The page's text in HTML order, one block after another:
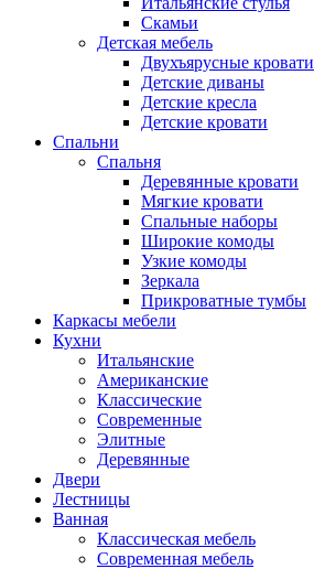
Скамьи
Детская мебель
Двухъярусные кровати
Детские диваны
Детские кресла
Детские кровати
Спальни
Спальня
Деревянные кровати
Мягкие кровати
Спальные наборы
Широкие комоды
Узкие комоды
Зеркала
Прикроватные тумбы
Каркасы мебели
Кухни
Итальянские
Американские
Классические
Современные
Элитные
Деревянные
Двери
Лестницы
Ванная
Классическая мебель
Современная мебель